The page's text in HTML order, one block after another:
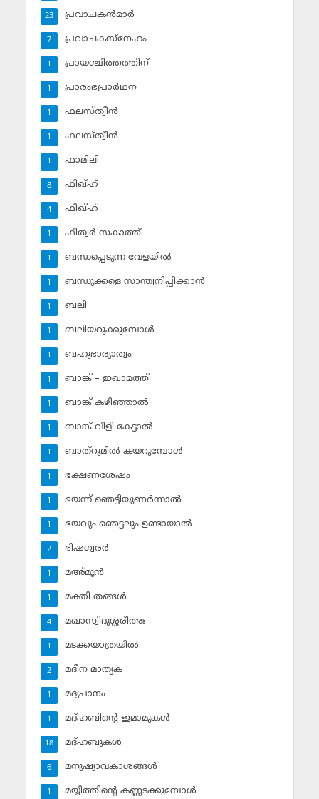
പ്രവാചകന്‍മാര്‍
23
പ്രവാചകസ്‌നേഹം
7
പ്രായശ്ചിത്തത്തിന്
1
പ്രാരംഭപ്രാര്‍ഥന
1
ഫലസ്ത്വീൻ
1
ഫലസ്ത്വീൻ
1
ഫാമിലി
1
ഫിഖ്ഹ്
8
ഫിഖ്ഹ്‌
4
ഫിത്വര്‍ സകാത്ത്‌
1
ബന്ധപ്പെടുന്ന വേളയില്‍
1
ബന്ധുക്കളെ സാന്ത്വനിപ്പിക്കാന്‍
1
ബലി
1
ബലിയറുക്കുമ്പോള്‍
1
ബഹുഭാര്യാത്വം
1
ബാങ്ക് – ഇഖാമത്ത്
1
ബാങ്ക് കഴിഞ്ഞാല്‍
1
ബാങ്ക് വിളി കേട്ടാല്‍
1
ബാത്‌റൂമില്‍ കയറുമ്പോള്‍
1
ഭക്ഷണശേഷം
1
ഭയന്ന് ഞെട്ടിയുണര്‍ന്നാല്‍
1
ഭയവും ഞെട്ടലും ഉണ്ടായാല്‍
1
ഭിഷഗ്വരര്‍
2
മഅ്മൂന്‍
1
മക്തി തങ്ങള്‍
1
മഖാസ്വിദുശ്ശരീഅഃ
4
മടക്കയാത്രയില്‍
1
മദീന മാതൃക
2
മദ്യപാനം
1
മദ്ഹബിന്റെ ഇമാമുകള്‍
1
മദ്ഹബുകള്‍
18
മനുഷ്യാവകാശങ്ങള്‍
6
മയ്യിത്തിന്റെ കണ്ണടക്കുമ്പോള്‍
1